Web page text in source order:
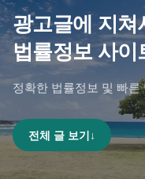
광고글에 지쳐
법률정보 사
정확한 법률정보 및 빠
전체 글 보기↓